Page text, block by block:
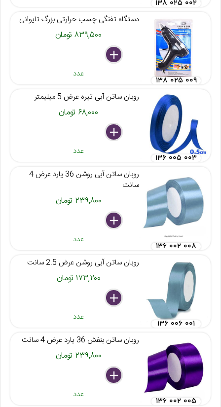
۱۳۸ ۰۲۵ ۰۰۲
دستگاه تفنگی چسب حرارتی بزرگ تایوانی
۸۳۹,۵۰۰ تومان
delete
remove
add
عدد
۱۳۸ ۰۲۵ ۰۰۹
روبان ساتن آبی تیره عرض 5 میلیمتر
۶۸,۰۰۰ تومان
delete
remove
add
عدد
۱۳۶ ۰۰۵ ۰۰۳
روبان ساتن آبی روشن 36 یارد عرض 4
سانت
۲۳۹,۸۰۰ تومان
delete
remove
add
عدد
۱۳۶ ۰۰۲ ۰۰۸
روبان ساتن آبی روشن عرض 2.5 سانت
۱۷۳,۲۰۰ تومان
delete
remove
add
عدد
۱۳۶ ۰۰۶ ۰۰۱
روبان ساتن بنفش 36 یارد عرض 4 سانت
۲۳۹,۸۰۰ تومان
delete
remove
add
عدد
۱۳۶ ۰۰۲ ۰۰۵